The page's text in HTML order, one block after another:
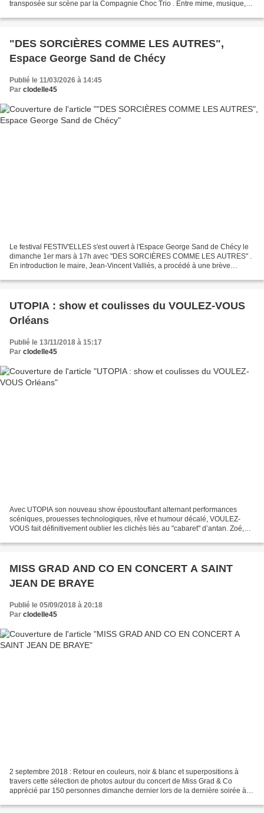
transposée sur scène par la Compagnie Choc Trio . Entre mime, musique,
"DES SORCIÈRES COMME LES AUTRES",
Espace George Sand de Chécy
Publié le 11/03/2026 à 14:45
Par clodelle45
Le festival FESTIV'ELLES s'est ouvert à l'Espace George Sand de Chécy le
dimanche 1er mars à 17h avec "DES SORCIÈRES COMME LES AUTRES" .
En introduction le maire, Jean-Vincent Valliès, a procédé à une brève
UTOPIA : show et coulisses du VOULEZ-VOUS
Orléans
Publié le 13/11/2018 à 15:17
Par clodelle45
Avec UTOPIA son nouveau show époustouflant alternant performances
scéniques, prouesses technologiques, rêve et humour décalé, VOULEZ-
VOUS fait définitivement oublier les clichés liés au "cabaret" d’antan. Zoé,
MISS GRAD AND CO EN CONCERT A SAINT
JEAN DE BRAYE
Publié le 05/09/2018 à 20:18
Par clodelle45
2 septembre 2018 : Retour en couleurs, noir & blanc et superpositions à
travers cette sélection de photos autour du concert de Miss Grad & Co
apprécié par 150 personnes dimanche dernier lors de la dernière soirée à la